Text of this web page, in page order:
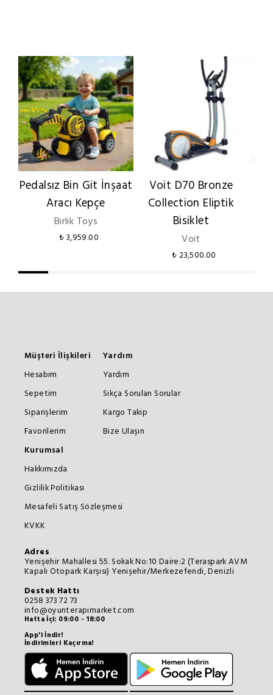
Pedalsız Bin Git İnşaat
Aracı Kepçe
Birlik Toys
₺ 3,959.00
Voit D70 Bronze
Collection Eliptik
Bisiklet
Voit
₺ 23,500.00
Müşteri İlişkileri
Hesabım
Sepetim
Siparişlerim
Favorilerim
Yardım
Yardım
Sıkça Sorulan Sorular
Kargo Takip
Bize Ulaşın
Kurumsal
Hakkımızda
Gizlilik Politikası
Mesafeli Satış Sözleşmesi
KVKK
Adres
Yenişehir Mahallesi 55. Sokak No:10 Daire:2 (Teraspark AVM
Kapalı Otopark Karşısı) Yenişehir/Merkezefendi, Denizli
Destek Hattı
0258 373 72 73
info@oyunterapimarket.com
Hafta İçi: 09:00 - 18:00
App'i İndir!
İndirimleri Kaçırma!